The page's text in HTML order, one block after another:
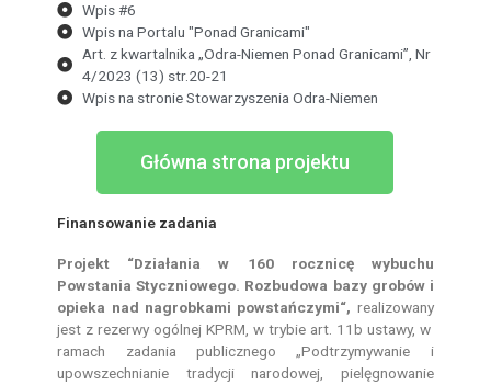
Wpis #6
Wpis na Portalu "Ponad Granicami"
Art. z kwartalnika „Odra-Niemen Ponad Granicami”, Nr
4/2023 (13) str.20-21
Wpis na stronie Stowarzyszenia Odra-Niemen
Główna strona projektu
Finansowanie zadania
Projekt “Działania w 160 rocznicę wybuchu
Powstania Styczniowego. Rozbudowa bazy grobów i
opieka nad nagrobkami powstańczymi“, realizowany
jest z rezerwy ogólnej KPRM, w trybie art. 11b ustawy, w
ramach zadania publicznego „Podtrzymywanie i
upowszechnianie tradycji narodowej, pielęgnowanie